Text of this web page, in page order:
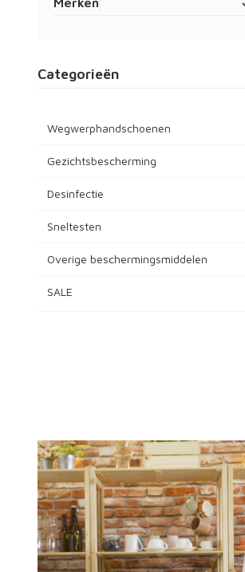
Categorieën
Wegwerphandschoenen
Gezichtsbescherming
Desinfectie
Sneltesten
Overige beschermingsmiddelen
SALE